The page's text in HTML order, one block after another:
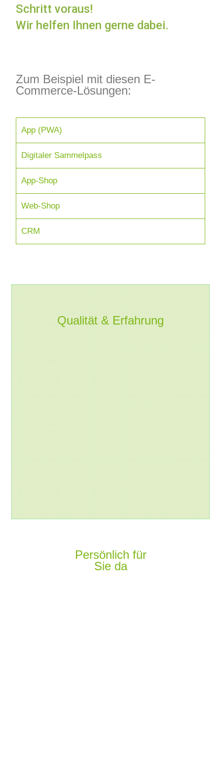
Schritt voraus!
Wir helfen Ihnen gerne dabei.
Zum Beispiel mit diesen E-
Commerce-Lösungen:
App (PWA)
Digitaler Sammelpass
App-Shop
Web-Shop
CRM
Qualität & Erfahrung
Persönlich für
Sie da